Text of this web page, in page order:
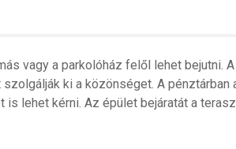
vagy a parkolóház felől lehet bejutni.
ki a közönséget. A pénztárban
lehet kérni. Az épület bejáratát a